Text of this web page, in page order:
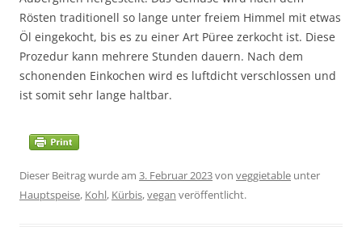
Rösten traditionell so lange unter freiem Himmel mit etwas
Öl eingekocht, bis es zu einer Art Püree zerkocht ist. Diese
Prozedur kann mehrere Stunden dauern. Nach dem
schonenden Einkochen wird es luftdicht verschlossen und
ist somit sehr lange haltbar.
Dieser Beitrag wurde am 3. Februar 2023von veggietable unter
Hauptspeise, Kohl, Kürbis,vegan veröffentlicht.